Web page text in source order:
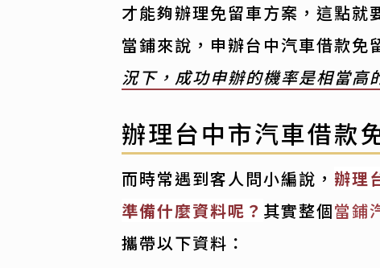
才能夠辦理免留車方案，這點就
當鋪來說，申辦台中汽車借款免
況下，成功申辦的機率是相當高
辦理台中市汽車借款
而時常遇到客人問小編說，辦理
準備什麼資料呢？ 其實整個當鋪
攜帶以下資料：